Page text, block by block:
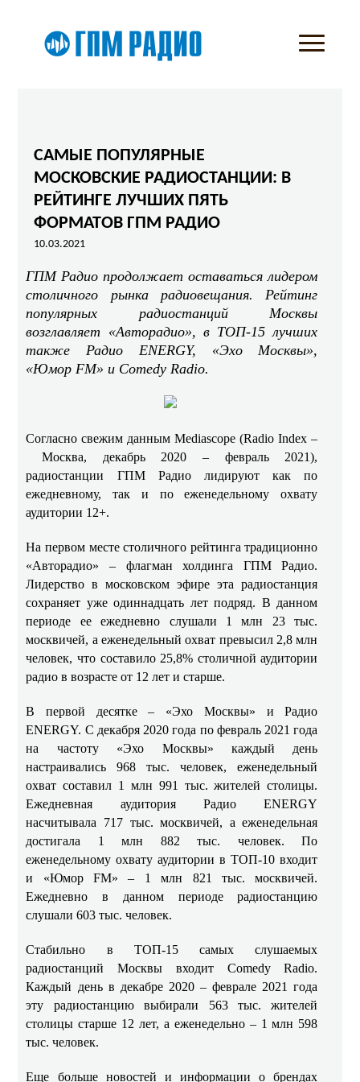
САМЫЕ ПОПУЛЯРНЫЕ
МОСКОВСКИЕ РАДИОСТАНЦИИ: В
РЕЙТИНГЕ ЛУЧШИХ ПЯТЬ
ФОРМАТОВ ГПМ РАДИО
10.03.2021
ГПМ Радио продолжает оставаться лидером
столичного рынка радиовещания. Рейтинг
популярных радиостанций Москвы
возглавляет «Авторадио», в ТОП-15 лучших
также Радио ENERGY, «Эхо Москвы»,
«Юмор FM» и Comedy Radio.
Согласно свежим данным Mediascope (Radio Index –
Москва, декабрь 2020 – февраль 2021),
радиостанции ГПМ Радио лидируют как по
ежедневному, так и по еженедельному охвату
аудитории 12+.
На первом месте столичного рейтинга традиционно
«Авторадио» – флагман холдинга ГПМ Радио.
Лидерство в московском эфире эта радиостанция
сохраняет уже одиннадцать лет подряд. В данном
периоде ее ежедневно слушали 1 млн 23 тыс.
москвичей, а еженедельный охват превысил 2,8 млн
человек, что составило 25,8% столичной аудитории
радио в возрасте от 12 лет и старше.
В первой десятке – «Эхо Москвы» и Радио
ENERGY. С декабря 2020 года по февраль 2021 года
на частоту «Эхо Москвы» каждый день
настраивались 968 тыс. человек, еженедельный
охват составил 1 млн 991 тыс. жителей столицы.
Ежедневная аудитория Радио ENERGY
насчитывала 717 тыс. москвичей, а еженедельная
достигала 1 млн 882 тыс. человек. По
еженедельному охвату аудитории в ТОП-10 входит
и «Юмор FM» – 1 млн 821 тыс. москвичей.
Ежедневно в данном периоде радиостанцию
слушали 603 тыс. человек.
Стабильно в ТОП-15 самых слушаемых
радиостанций Москвы входит Comedy Radiо.
Каждый день в декабре 2020 – феврале 2021 года
эту радиостанцию выбирали 563 тыс. жителей
столицы старше 12 лет, а еженедельно – 1 млн 598
тыс. человек.
Еще больше новостей и информации о брендах